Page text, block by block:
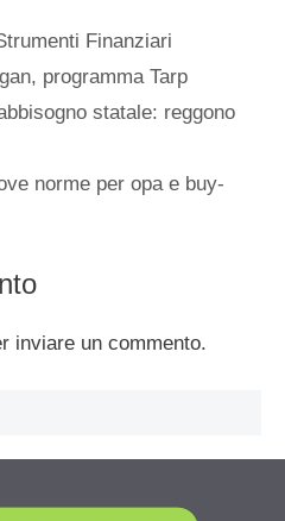
Finanziari
, programma Tarp
statale: reggono
norme per opa e buy-
inviare un commento.